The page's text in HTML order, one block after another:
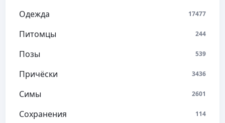
Одежда 17477
Питомцы 244
Позы 539
Причёски 3436
Симы 2601
Сохранения 114